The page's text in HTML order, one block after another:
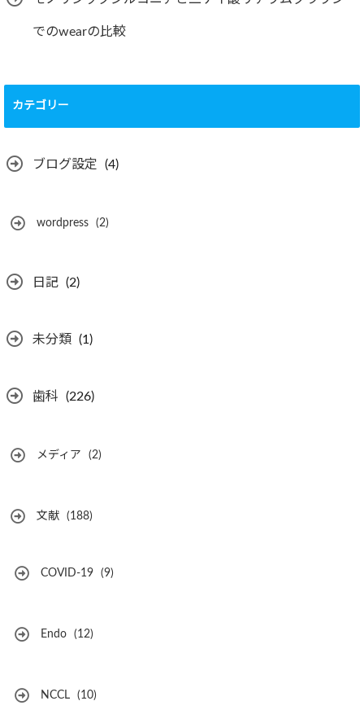
でのwearの比較
カテゴリー
ブログ設定 (4)
wordpress (2)
日記 (2)
未分類 (1)
歯科 (226)
メディア (2)
文献 (188)
COVID-19 (9)
Endo (12)
NCCL (10)